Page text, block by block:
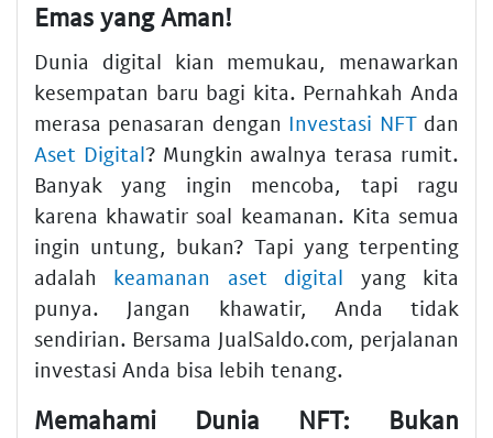
Emas yang Aman!
Dunia digital kian memukau, menawarkan
kesempatan baru bagi kita. Pernahkah Anda
merasa penasaran dengan Investasi NFTdan
Aset Digital? Mungkin awalnya terasa rumit.
Banyak yang ingin mencoba, tapi ragu
karena khawatir soal keamanan. Kita semua
ingin untung, bukan? Tapi yang terpenting
adalah keamanan aset digital yang kita
punya. Jangan khawatir, Anda tidak
sendirian. Bersama JualSaldo.com, perjalanan
investasi Anda bisa lebih tenang.
Memahami Dunia NFT: Bukan